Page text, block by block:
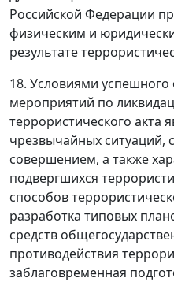
Российской Федерации
физическим и
результате
18. Условиями успешного
мероприятий по
террористического акта
чрезвычайных ситуаций,
совершением, а также
подвергшихся
способов
разработка типовых
средств
противодействия
заблаговременная